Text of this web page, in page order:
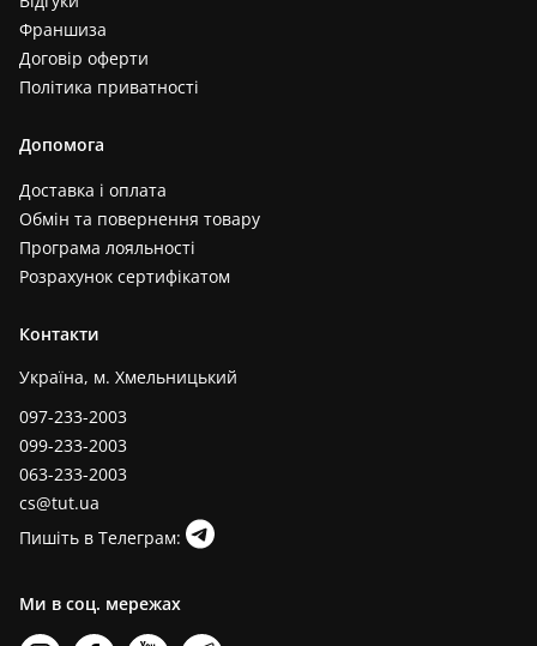
Франшиза
Договір оферти
Політика приватності
Допомога
Доставка і оплата
Обмін та повернення товару
Програма лояльності
Розрахунок сертифікатом
Контакти
Україна, м. Хмельницький
097-233-2003
099-233-2003
063-233-2003
cs@tut.ua
Пишіть в Телеграм:
Ми в соц. мережах